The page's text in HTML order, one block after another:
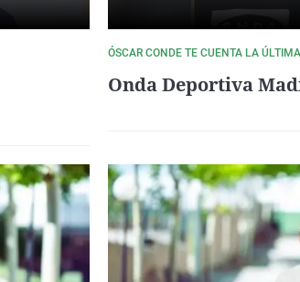
ÓSCAR CONDE TE CUENTA LA
Onda Deportiva